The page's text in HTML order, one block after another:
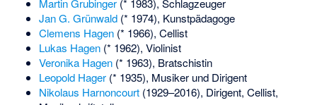
Martin Grubinger(* 1983), Schlagzeuger
Jan G. Grünwald(* 1974), Kunstpädagoge
Clemens Hagen(* 1966), Cellist
Lukas Hagen(* 1962), Violinist
Veronika Hagen(* 1963), Bratschistin
Leopold Hager(* 1935), Musiker und Dirigent
Nikolaus Harnoncourt(1929–2016), Dirigent, Cellist,